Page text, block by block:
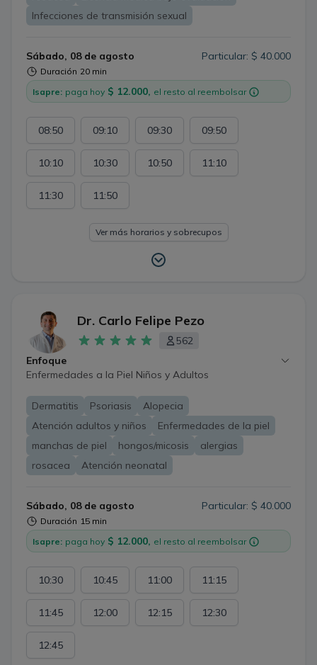
orientar sobre tratamientos dermatológicos estéticos.
*Algunos casos requerirán evaluación presencial; aun
honesta y responsable.
Infecciones de transmisión sexual
Sábado, 08 de agosto
Duración 20 min
Particular: $ 40.000
Isapre: paga hoy $ 12.000, el resto al reembolsar
08:50 09:10 09:30 09:50
10:10 10:30 10:50 11:10
11:30 11:50
Ver más horarios y sobrecupos
Dr. Carlo Felipe Pezo
562
Enfoque
Enfermedades a la Piel Niños y Adultos
Dermatitis Psoriasis
Alopecia
Atención adultos y niños
Enfermedades de la piel
manchas de piel
hongos/micosis
alergias
rosacea
Atención neonatal
Sábado, 08 de agosto
Duración 15 min
Particular: $ 40.000
Isapre: paga hoy $ 12.000, el resto al reembolsar
10:30 10:45 11:00 11:15
11:45 12:00 12:15 12:30
12:45